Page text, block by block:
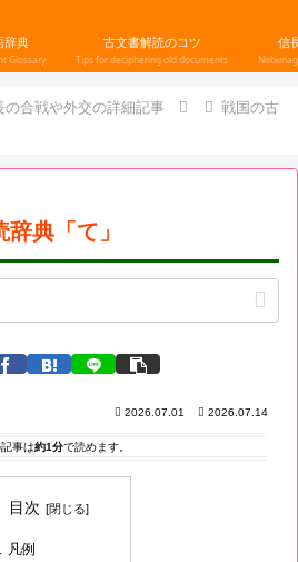
辞典
Glossary
古文書解読のコツ
Tips for deciphering old documents
信
の合戦や外交の詳細記事
戦国の古
典「て」
2026.07.01 2026.07.14
記事は約1分で読めます。
目次
凡例